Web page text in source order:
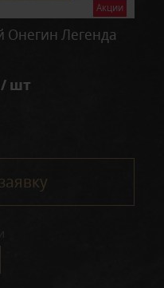
Акции
Онегин Легенда
/ шт